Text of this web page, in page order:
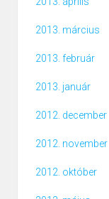
2013. március
2013. február
2013. január
2012. december
2012. november
2012. október